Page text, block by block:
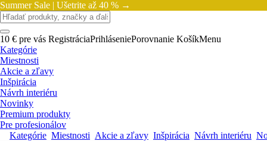
Summer Sale | Ušetrite až 40 % →
10 € pre vás RegistráciaPrihláseniePorovnanie KošíkMenu
Kategórie
Miestnosti
Akcie a zľavy
Inšpirácia
Návrh interiéru
Novinky
Premium produkty
Pre profesionálov
Kategórie Miestnosti Akcie a zľavy Inšpirácia Návrh interiéru